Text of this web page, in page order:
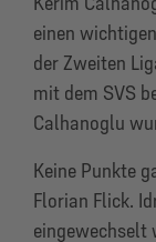
einen
der Zweiten
mit dem SVS
Calhanoglu
Keine Punkte
Florian Flick.
eingewechselt